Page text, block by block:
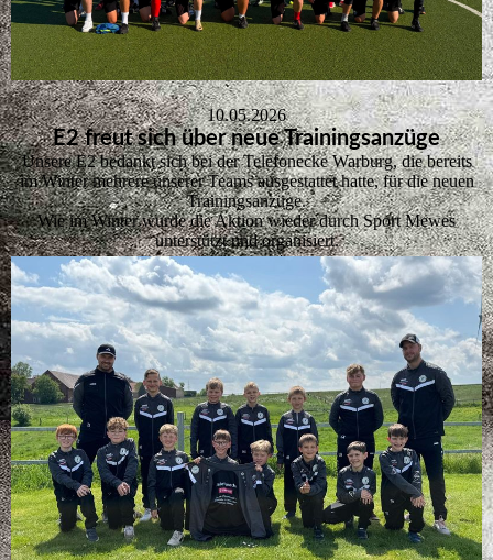
10.05.2026
E2 freut sich über neue Trainingsanzüge
Unsere E2 bedankt sich bei der Telefonecke Warburg, die bereits
im Winter mehrere unserer Teams ausgestattet hatte, für die neuen
Trainingsanzüge.
Wie im Winter wurde die Aktion wieder durch Sport Mewes
unterstützt und organisiert.